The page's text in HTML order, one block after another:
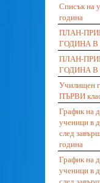
Списък на
година
ПЛАН-
ГОДИНА В
ПЛАН-
ГОДИНА В
Училищен
ПЪРВИ
График на
ученици в
след
година
График на
ученици в